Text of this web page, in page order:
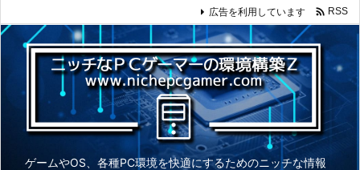
ゲームやOS、各種PC環境を快適にするためのニッチな情報
広告を利用しています  RSS